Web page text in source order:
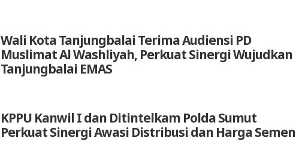
Wali Kota Tanjungbalai Terima Audiensi PD
Muslimat Al Washliyah, Perkuat Sinergi Wujudkan
Tanjungbalai EMAS
KPPU Kanwil I dan Ditintelkam Polda Sumut
Perkuat Sinergi Awasi Distribusi dan Harga Semen